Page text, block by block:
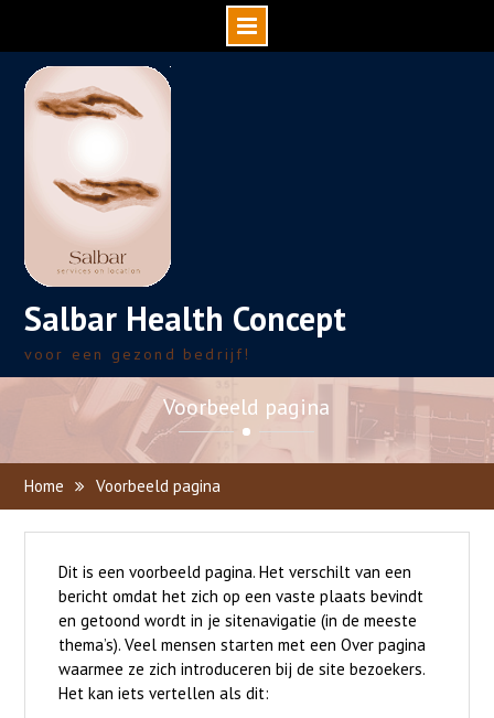
content
Salbar Health Concept
voor een gezond bedrijf!
Voorbeeld pagina
Home Voorbeeld pagina
Dit is een voorbeeld pagina. Het verschilt van een
bericht omdat het zich op een vaste plaats bevindt
en getoond wordt in je sitenavigatie (in de meeste
thema’s). Veel mensen starten met een Over pagina
waarmee ze zich introduceren bij de site bezoekers.
Het kan iets vertellen als dit: